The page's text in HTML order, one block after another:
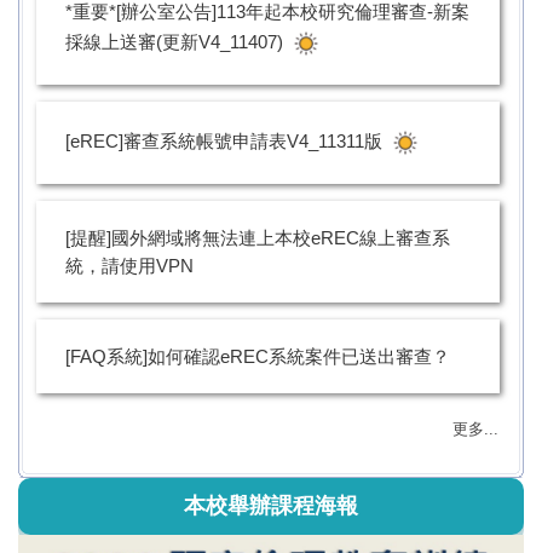
*重要*[辦公室公告]113年起本校研究倫理審查-新案
採線上送審(更新V4_11407)
[eREC]審查系統帳號申請表V4_11311版
[提醒]國外網域將無法連上本校eREC線上審查系
統，請使用VPN
[FAQ系統]如何確認eREC系統案件已送出審查？
更多...
本校舉辦課程海報